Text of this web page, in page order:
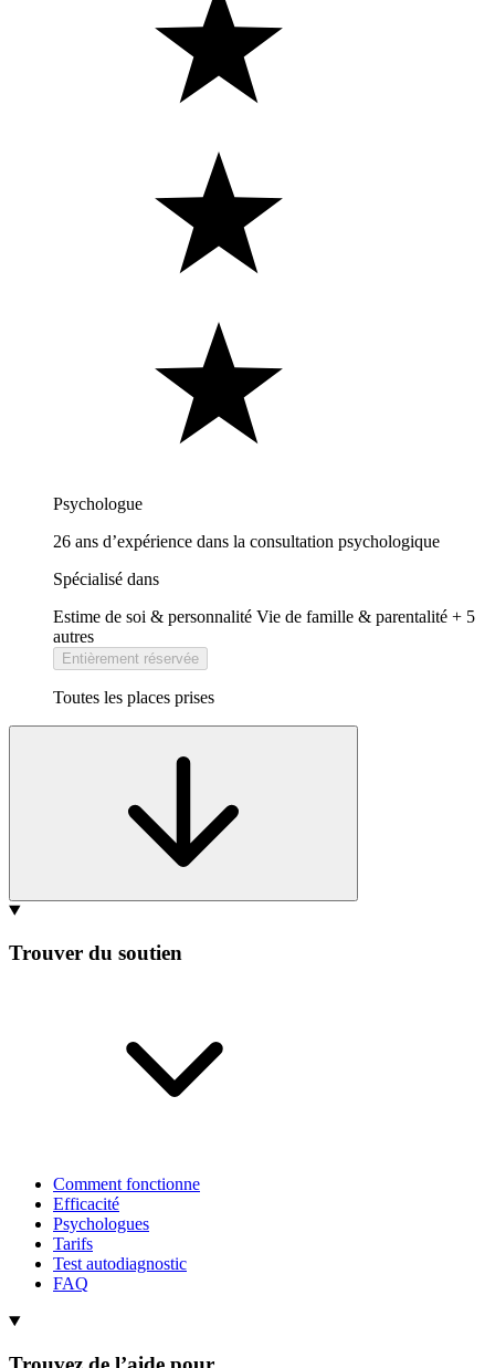
Psychologue
26 ans d’expérience dans la consultation psychologique
Spécialisé dans
Estime de soi & personnalité Vie de famille & parentalité + 5
autres
Entièrement réservée
Toutes les places prises
Trouver du soutien
Comment fonctionne
Efficacité
Psychologues
Tarifs
Test autodiagnostic
FAQ